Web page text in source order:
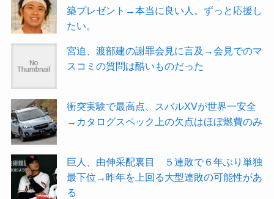
築プレゼント→本当に良い人。ずっと応援し
たい。
宮迫、渡部建の謝罪会見に言及→会見でのマ
スコミの質問は酷いものだった
衝突実験で最高点、スバルXVが世界一安全
→カタログスペック上の欠点はほぼ燃費のみ
巨人、由伸采配裏目 ５連敗で６年ぶり単独
最下位→昨年を上回る大型連敗の可能性があ
る